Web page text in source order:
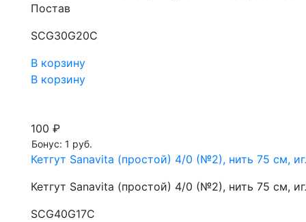
Постав
SCG30G20C
В корзину
В корзину
100 ₽
Бонус: 1 руб.
Кетгут Sanavita (простой) 4/0 (№2), нить 75 см,
Кетгут Sanavita (простой) 4/0 (№2), нить 75 см,
SCG40G17C